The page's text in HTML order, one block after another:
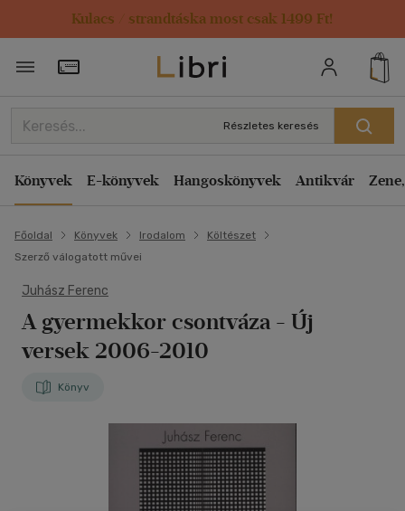
Kulacs / strandtáska most csak 1499 Ft!
Törzsvásárlói Kártya adatai
Részletes keresés
Könyvek E-könyvek Hangoskönyvek Antikvár
Főoldal Könyvek Irodalom
Költészet
Szerző válogatott művei
Juhász Ferenc
A gyermekkor csontváza - Új
versek 2006-2010
Könyv